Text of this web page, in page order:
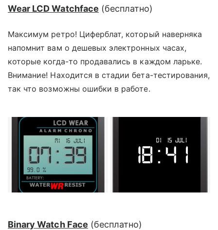
Wear LCD Watchface (бесплатно)
Максимум ретро! Циферблат, который наверняка
напомнит вам о дешевых электронных часах,
которые когда-то продавались в каждом ларьке.
Внимание! Находится в стадии бета-тестирования,
так что возможны ошибки в работе.
Binary Watch Face (бесплатно)